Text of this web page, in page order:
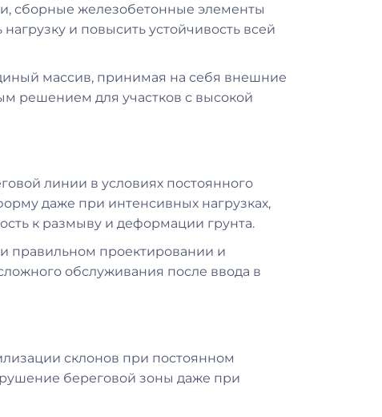
сборные железобетонные элементы
и повысить устойчивость всей
массив, принимая на себя внешние
решением для участков с высокой
линии в условиях постоянного
даже при интенсивных нагрузках,
к размыву и деформации грунта.
правильном проектировании и
обслуживания после ввода в
склонов при постоянном
береговой зоны даже при